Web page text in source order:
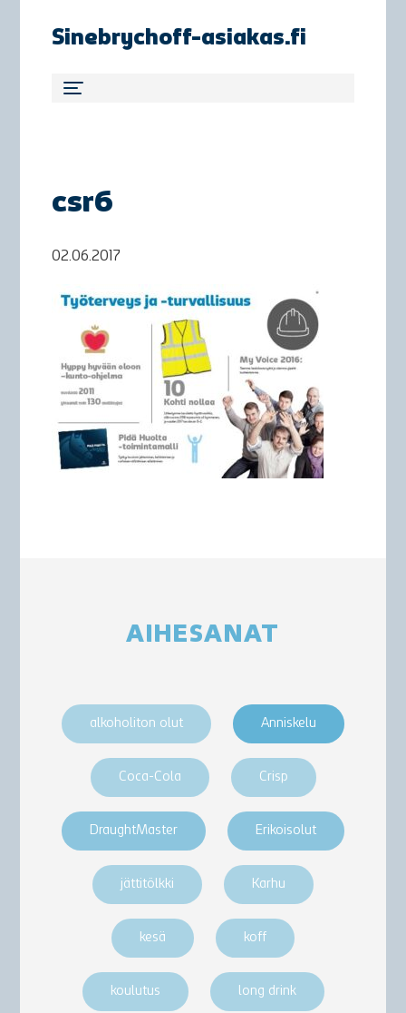
Sinebrychoff-asiakas.fi
csr6
02.06.2017
AIHESANAT
alkoholiton olut Anniskelu
Coca-Cola Crisp
DraughtMaster Erikoisolut
jättitölkki Karhu
kesä koff
koulutus long drink